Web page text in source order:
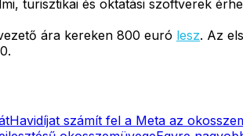
turisztikai és oktatási szoftverek
ára kereken 800 euró lesz. Az
Havidíjat számít fel a Meta az